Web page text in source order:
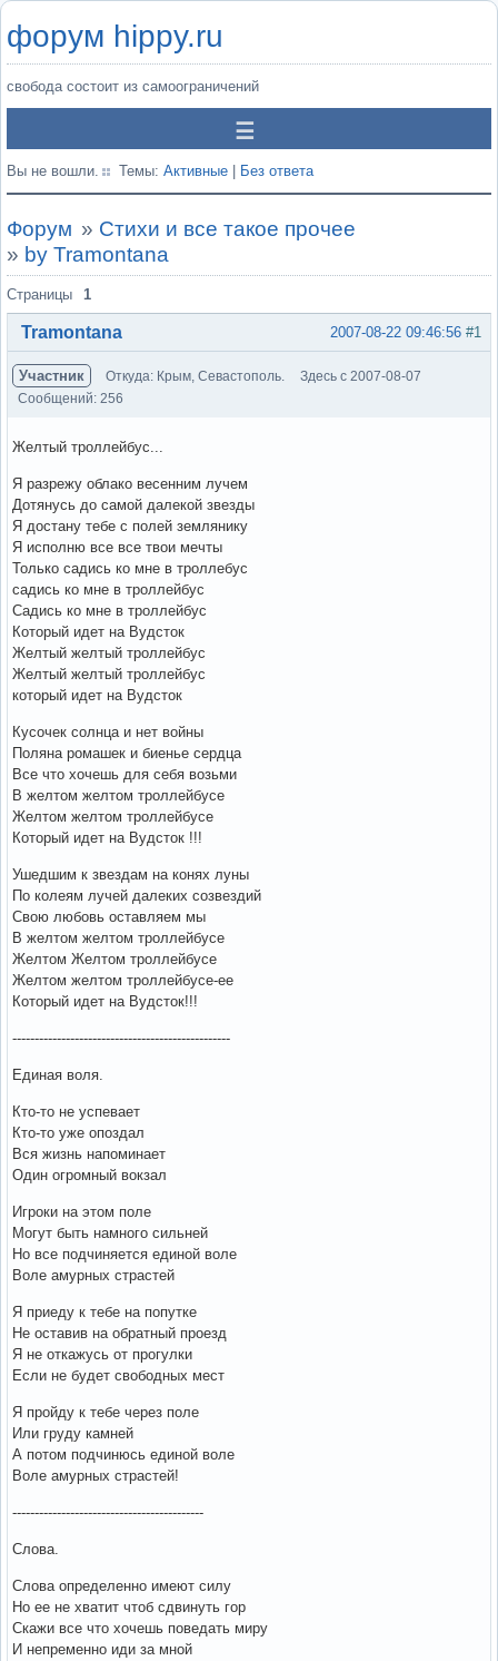
форум hippy.ru
свобода состоит из самоограничений
Вы не вошли. Темы: Активные Без ответа
Форум » Стихи и все такое прочее
» by Tramontana
Страницы 1
#1
2007-08-22 09:46:56
Tramontana
Участник Откуда: Крым, Севастополь.
Здесь с 2007-08-07
Сообщений: 256
Желтый троллейбус...
Я разрежу облако весенним лучем
Дотянусь до самой далекой звезды
Я достану тебе с полей землянику
Я исполню все все твои мечты
Только садись ко мне в троллебус
садись ко мне в троллейбус
Садись ко мне в троллейбус
Который идет на Вудсток
Желтый желтый троллейбус
Желтый желтый троллейбус
который идет на Вудсток
Кусочек солнца и нет войны
Поляна ромашек и биенье сердца
Все что хочешь для себя возьми
В желтом желтом троллейбусе
Желтом желтом троллейбусе
Который идет на Вудсток !!!
Ушедшим к звездам на конях луны
По колеям лучей далеких созвездий
Свою любовь оставляем мы
В желтом желтом троллейбусе
Желтом Желтом троллейбусе
Желтом желтом троллейбусе-ее
Который идет на Вудсток!!!
-------------------------------------------------
Единая воля.
Кто-то не успевает
Кто-то уже опоздал
Вся жизнь напоминает
Один огромный вокзал
Игроки на этом поле
Могут быть намного сильней
Но все подчиняется единой воле
Воле амурных страстей
Я приеду к тебе на попутке
Не оставив на обратный проезд
Я не откажусь от прогулки
Если не будет свободных мест
Я пройду к тебе через поле
Или груду камней
А потом подчинюсь единой воле
Воле амурных страстей!
-------------------------------------------
Слова.
Слова определенно имеют силу
Но ее не хватит чтоб сдвинуть гор
Скажи все что хочешь поведать миру
И непременно иди за мной